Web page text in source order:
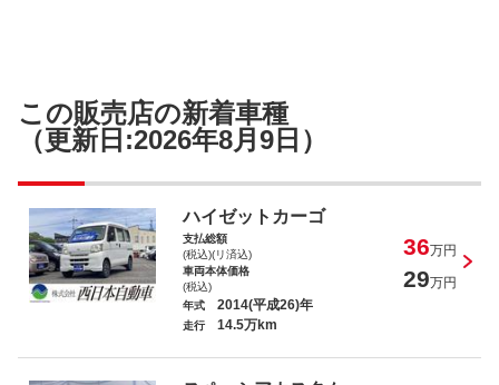
スペーシアカスタム ハイブリッドＸＳ
ハスラー ハイブリッドＸ
この販売店の新着車種
（更新日:2026年8月9日）
ハイゼットカーゴ
支払総額
(税込)(リ済込)
36万円
車両本体価格
(税込)
29万円
年式 2014(平成26)年
走行 14.5万km